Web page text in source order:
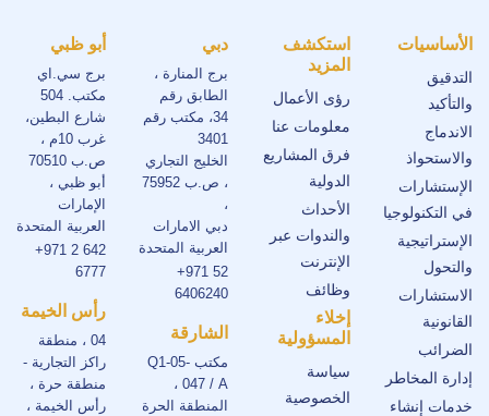
الأساسيات
التدقيق
والتأكيد
الاندماج
والاستحواذ
الإستشارات
في التكنولوجيا
الإستراتيجية
والتحول
الاستشارات
القانونية
الضرائب
إدارة المخاطر
خدمات إنشاء
استكشف
المزيد
رؤى الأعمال
معلومات عنا
فرق المشاريع
الدولية
الأحداث
والندوات عبر
الإنترنت
وظائف
إخلاء
المسؤولية
سياسة
الخصوصية
دبي
برج المنارة ،
الطابق رقم
34، مكتب رقم
3401
الخليج التجاري
، ص.ب 75952
،
دبي الامارات
العربية المتحدة
+971 52
6406240
الشارقة
مكتب Q1-05-
047 / A ،
المنطقة الحرة
أبو ظبي
برج سي.اي
مكتب. 504
شارع البطين،
غرب 10م ،
ص.ب 70510
أبو ظبي ،
الإمارات
العربية المتحدة
+971 2 642
6777
رأس الخيمة
04 ، منطقة
راكز التجارية -
منطقة حرة ،
رأس الخيمة ،